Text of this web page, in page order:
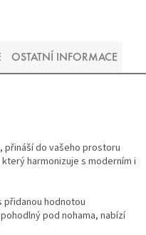
OSTATNÍ INFORMACE
přináší do vašeho prostoru
harmonizuje s moderním i
přidanou hodnotou
pod nohama, nabízí